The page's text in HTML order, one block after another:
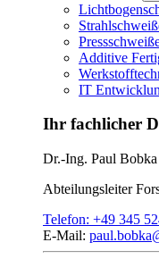
Additive
IT
Ihr fachlicher
Dr.-Ing. Paul Bobka
Abteilungsleiter
Telefon: +49 345
E-Mail: